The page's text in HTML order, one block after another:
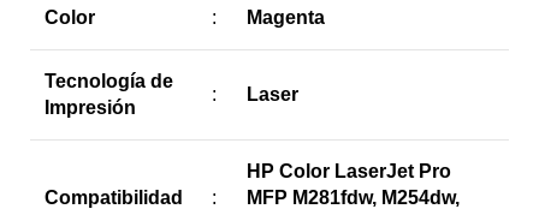
Color : Magenta
Tecnología de
Impresión
: Laser
Compatibilidad :
HP Color LaserJet Pro
MFP M281fdw, M254dw,